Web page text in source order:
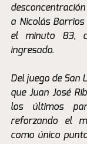
a Nicolás
el minuto 83,
ingresado.
Del juego de San
que Juan José
los últimos
reforzando el
como único